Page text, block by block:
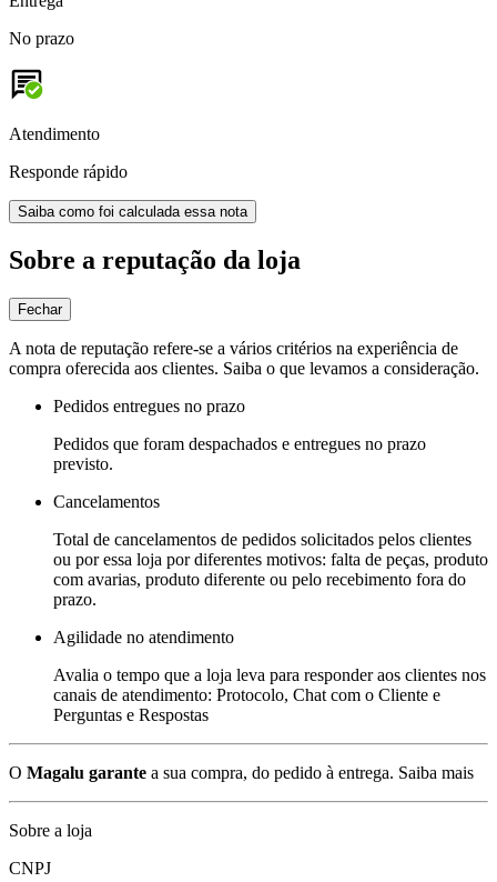
No prazo
Atendimento
Responde rápido
Saiba como foi calculada essa nota
Sobre a reputação da loja
Fechar
A nota de reputação refere-se a vários critérios na experiência de
compra oferecida aos clientes. Saiba o que levamos a consideração.
Pedidos entregues no prazo
Pedidos que foram despachados e entregues no prazo
previsto.
Cancelamentos
Total de cancelamentos de pedidos solicitados pelos clientes
ou por essa loja por diferentes motivos: falta de peças, produto
com avarias, produto diferente ou pelo recebimento fora do
prazo.
Agilidade no atendimento
Avalia o tempo que a loja leva para responder aos clientes nos
canais de atendimento: Protocolo, Chat com o Cliente e
Perguntas e Respostas
O Magalu garante a sua compra, do pedido à entrega. Saiba mais
Sobre a loja
CNPJ